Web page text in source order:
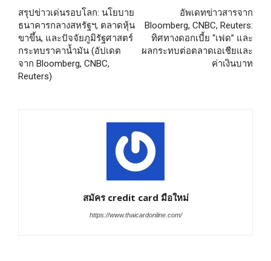
สรุปข่าวเด่นรอบโลก: นโยบาย
ธนาคารกลางสหรัฐฯ, ตลาดหุ้น
ขาขึ้น, และปัจจัยภูมิรัฐศาสตร์
กระทบราคาน้ำมัน (อัปเดต
จาก Bloomberg, CNBC,
Reuters)
อัพเดทข่าวสารจาก
Bloomberg, CNBC, Reuters:
ทิศทางดอกเบี้ย “เฟด” และ
ผลกระทบต่อตลาดเอเชียและ
ค่าเงินบาท
สมัคร credit card มือใหม่
https://www.thaicardonline.com/